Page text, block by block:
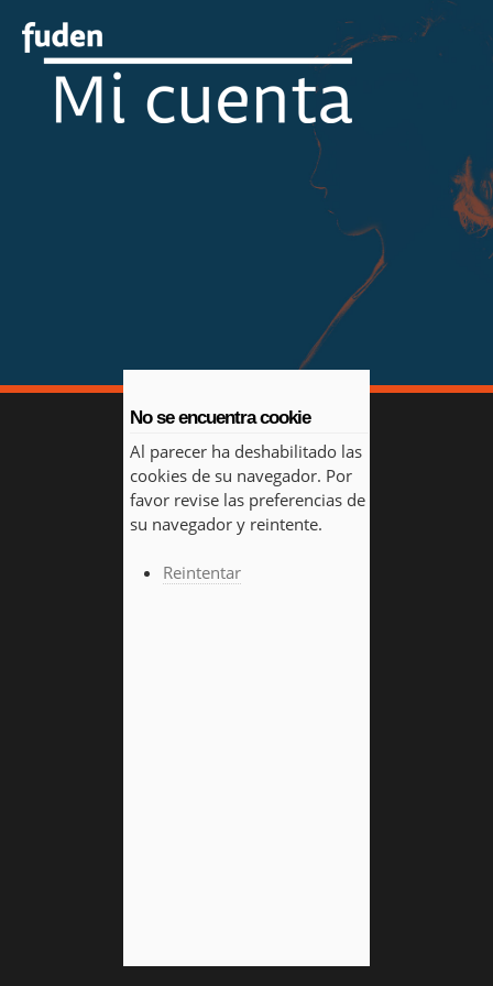
No se encuentra cookie
Al parecer ha deshabilitado las
cookies de su navegador. Por
favor revise las preferencias de
su navegador y reintente.
Reintentar